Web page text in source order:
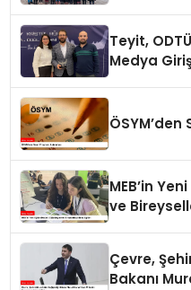
Teyit, ODTÜ’den “Yılın Yeni Nesil
Medya
ÖSYM’den
MEB’in
ve
Çevre,
Bakanı